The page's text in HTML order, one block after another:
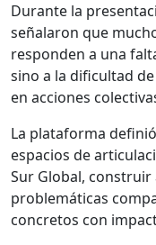
Durante la
señalaron que
responden a una
sino a la dificultad
en acciones
La plataforma
espacios de
Sur Global,
problemáticas
concretos con